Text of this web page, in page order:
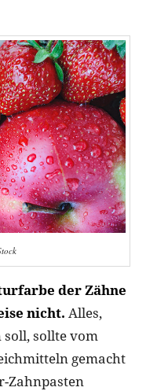
der Zähne
nicht. Alles,
sollte vom
gemacht
Zahnpasten